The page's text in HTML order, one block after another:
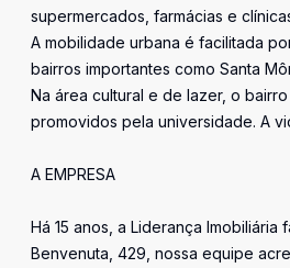
supermercados, farmácias e
A mobilidade urbana é facilitada
bairros importantes como Santa
Na área cultural e de lazer, o
promovidos pela universidade. A
A EMPRESA
Há 15 anos, a Liderança
Benvenuta, 429, nossa equipe